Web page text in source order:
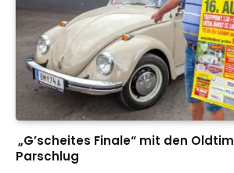
„G’scheites Finale“ mit den
Parschlug